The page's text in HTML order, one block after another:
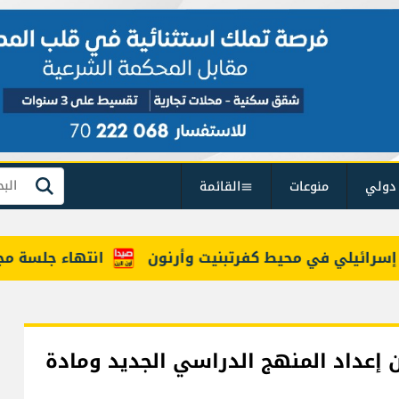
منوعات القائمة بحث
انتهاء جلسة مجلس في محيط كفرتبنيت وأرنون
إعداد المنهج الدراسي الجديد ومادة